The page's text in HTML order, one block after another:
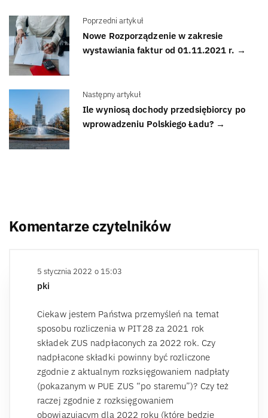
Poprzedni artykuł
Nowe Rozporządzenie w zakresie
wystawiania faktur od 01.11.2021 r. →
Następny artykuł
Ile wyniosą dochody przedsiębiorcy po
wprowadzeniu Polskiego Ładu? →
Komentarze czytelników
5 stycznia 2022 o 15:03
pki
Ciekaw jestem Państwa przemyśleń na temat
sposobu rozliczenia w PIT28 za 2021 rok
składek ZUS nadpłaconych za 2022 rok. Czy
nadpłacone składki powinny być rozliczone
zgodnie z aktualnym rozksięgowaniem nadpłaty
(pokazanym w PUE ZUS “po staremu”)? Czy też
raczej zgodnie z rozksięgowaniem
obowiązującym dla 2022 roku (które będzie